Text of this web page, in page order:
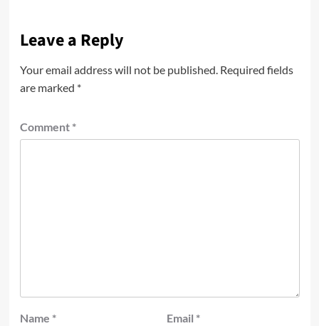
Leave a Reply
Your email address will not be published. Required fields
are marked *
Comment *
Name * Email *